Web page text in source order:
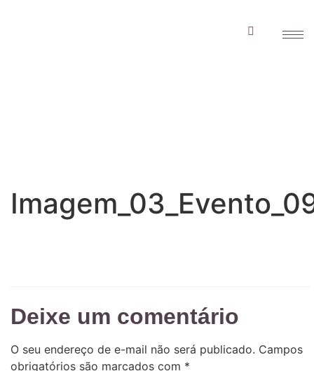
Deixe um comentário
O seu endereço de e-mail não será publicado. Campos
obrigatórios são marcados com *